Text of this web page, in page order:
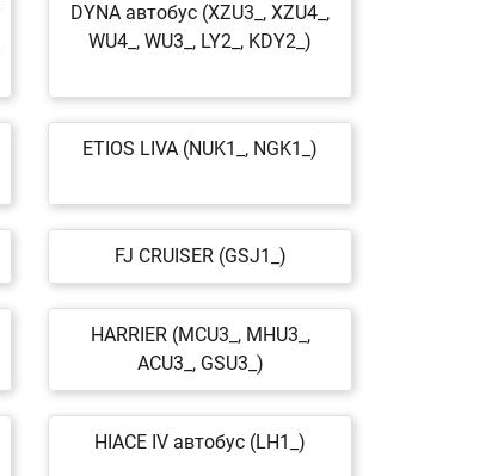
DYNA автобус (XZU3_, XZU4_,
WU4_, WU3_, LY2_, KDY2_)
ETIOS LIVA (NUK1_, NGK1_)
FJ CRUISER (GSJ1_)
HARRIER (MCU3_, MHU3_,
ACU3_, GSU3_)
HIACE IV автобус (LH1_)